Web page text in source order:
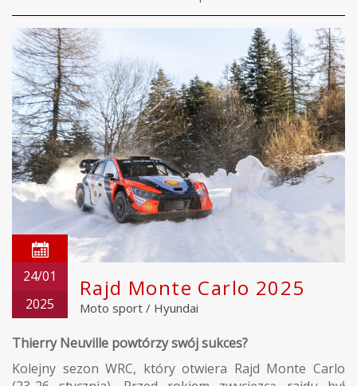
24/01
2025
Rajd Monte Carlo 2025
Moto sport / Hyundai
Thierry Neuville powtórzy swój sukces?
Kolejny sezon WRC, który otwiera Rajd Monte Carlo